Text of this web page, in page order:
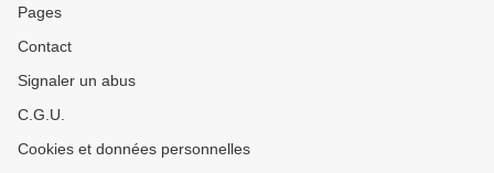
Pages
Contact
Signaler un abus
C.G.U.
Cookies et données personnelles